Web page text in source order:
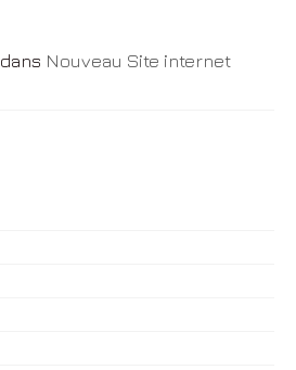
dans Nouveau Site internet